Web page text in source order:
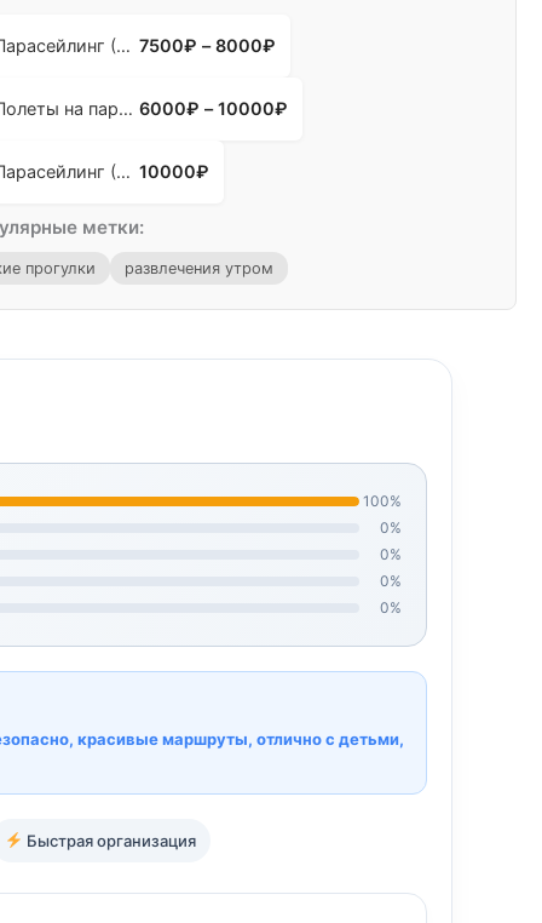
Парасейлинг (2 человека) 7500₽ –8000₽
Полеты на парашюте 6000₽ –10000₽
Парасейлинг (3 человека) 10000₽
метки:
прогулки развлечения утром
100%
0%
0%
0%
0%
красивые маршруты, отлично с детьми,
Быстрая организация